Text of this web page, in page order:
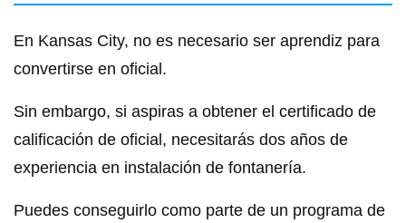
En Kansas City, no es necesario ser aprendiz para
convertirse en oficial.
Sin embargo, si aspiras a obtener el certificado de
calificación de oficial, necesitarás dos años de
experiencia en instalación de fontanería.
Puedes conseguirlo como parte de un programa de